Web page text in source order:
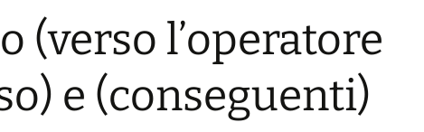
(verso l’operatore
e (conseguenti)